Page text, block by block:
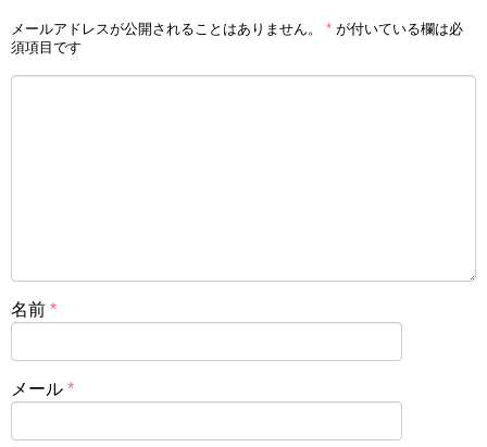
メールアドレスが公開されることはありません。 * が付いている欄は必
須項目です
名前 *
メール *